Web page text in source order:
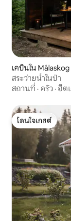
เคบินใน Målaskog
สระว่ายน้ำในป่า
สถานที่ · ครัว · ฮีต
โดนใจเกสต์
โดนใจเกสต์